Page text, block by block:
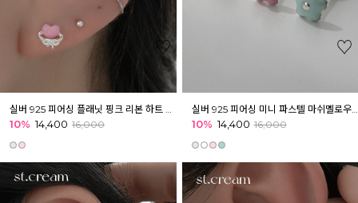
10% 14,400 16,000
실버 925 피어싱 미니 파스텔 마쉬멜로우 플라워 피어싱 이너컨츠 아웃컨츠 귓바퀴
10% 14,400 16,000